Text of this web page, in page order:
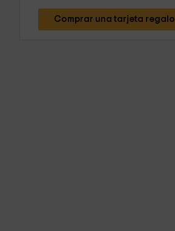
Comprar una tarjeta regalo